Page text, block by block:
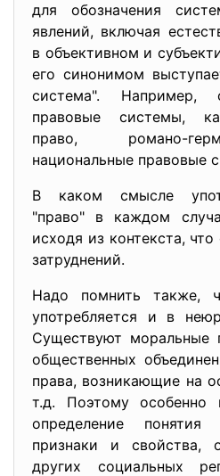
для обозначения
явлений, включая
в объективном и
его синонимом
система". Например,
правовые системы,
право, романо-
национальные правовые
В каком смысле
"право" в каждом
исходя из контекста,
затруднений.
Надо помнить также,
употребляется и в
Существуют моральные
общественных
права, возникающие на
т.д. Поэтому особенно
определение понятия
признаки и свойства,
других социальных